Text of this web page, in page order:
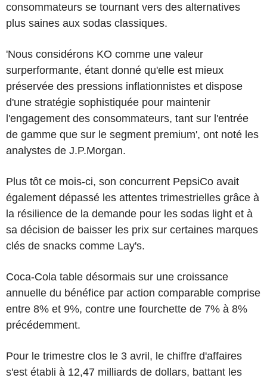
consommateurs se tournant vers des alternatives
plus saines aux sodas classiques.
'Nous considérons KO comme une valeur
surperformante, étant donné qu'elle est mieux
préservée des pressions inflationnistes et dispose
d'une stratégie sophistiquée pour maintenir
l'engagement des consommateurs, tant sur l'entrée
de gamme que sur le segment premium', ont noté les
analystes de J.P.Morgan.
Plus tôt ce mois-ci, son concurrent PepsiCo avait
également dépassé les attentes trimestrielles grâce à
la résilience de la demande pour les sodas light et à
sa décision de baisser les prix sur certaines marques
clés de snacks comme Lay's.
Coca-Cola table désormais sur une croissance
annuelle du bénéfice par action comparable comprise
entre 8% et 9%, contre une fourchette de 7% à 8%
précédemment.
Pour le trimestre clos le 3 avril, le chiffre d'affaires
s'est établi à 12,47 milliards de dollars, battant les